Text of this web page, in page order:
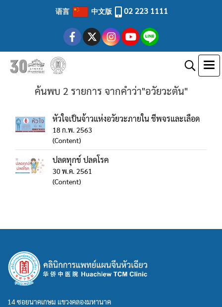
语言 中文版 02 223 1111
ค้นพบ 2 รายการ จากคำว่า"อวัยวะตัน"
หัวใจเป็นจ้าวแห่งอวัยวะภายใน ชีพจรและเลือด
18 ก.พ. 2563
(Content)
ปลดทุกข์ ปลดโรค
30 พ.ค. 2561
(Content)
14 ซอยนาคเกษม แขวงคลองมหานาค